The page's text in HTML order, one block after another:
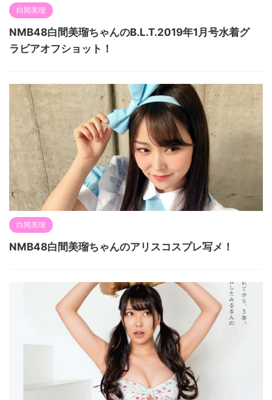
白間美瑠
NMB48白間美瑠ちゃんのB.L.T.2019年1月号水着グ
ラビアオフショット！
白間美瑠
NMB48白間美瑠ちゃんのアリスコスプレ写メ！